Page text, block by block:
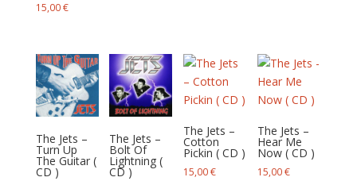
15,00€
The Jets –
Turn Up
The Guitar (
CD )
The Jets –
Bolt Of
Lightning (
CD )
The Jets –
Cotton
Pickin ( CD )
15,00€
The Jets –
Hear Me
Now ( CD )
15,00€